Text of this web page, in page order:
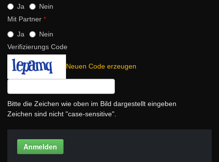
Ja
Nein
Mit Partner *
Ja
Nein
Verifizierungs Code
Neuen Code erzeugen
Bitte die Zeichen wie oben im Bild dargestellt eingeben
Zeichen sind nicht "case-sensitive".
Anmelden